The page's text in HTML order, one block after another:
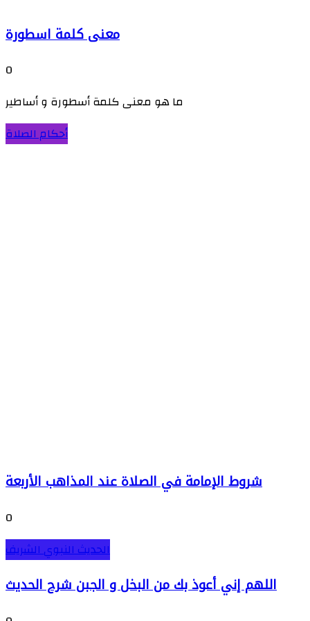
معنى كلمة اسطورة
0
ما هو معنى كلمة أسطورة و أساطير
أحكام الصلاة
شروط الإمامة في الصلاة عند المذاهب الأربعة
0
الحديث النبوي الشريف
اللهم إني أعوذ بك من البخل و الجبن شرح الحديث